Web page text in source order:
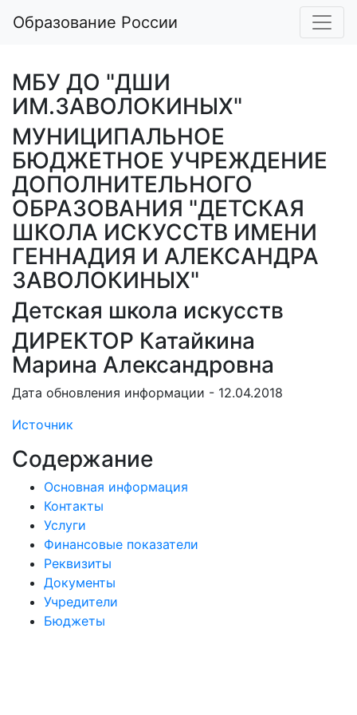
Образование России
МБУ ДО "ДШИ
ИМ.ЗАВОЛОКИНЫХ"
МУНИЦИПАЛЬНОЕ
БЮДЖЕТНОЕ УЧРЕЖДЕНИЕ
ДОПОЛНИТЕЛЬНОГО
ОБРАЗОВАНИЯ "ДЕТСКАЯ
ШКОЛА ИСКУССТВ ИМЕНИ
ГЕННАДИЯ И АЛЕКСАНДРА
ЗАВОЛОКИНЫХ"
Детская школа искусств
ДИРЕКТОР Катайкина
Марина Александровна
Дата обновления информации - 12.04.2018
Источник
Содержание
Основная информация
Контакты
Услуги
Финансовые показатели
Реквизиты
Документы
Учредители
Бюджеты